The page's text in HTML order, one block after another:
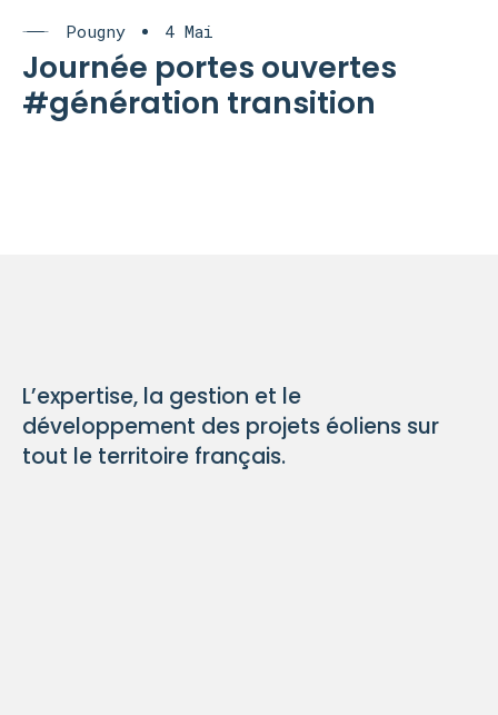
Pougny 4 Mai
Journée portes ouvertes
#génération transition
L’expertise, la gestion et le
développement des projets éoliens sur
tout le territoire français.